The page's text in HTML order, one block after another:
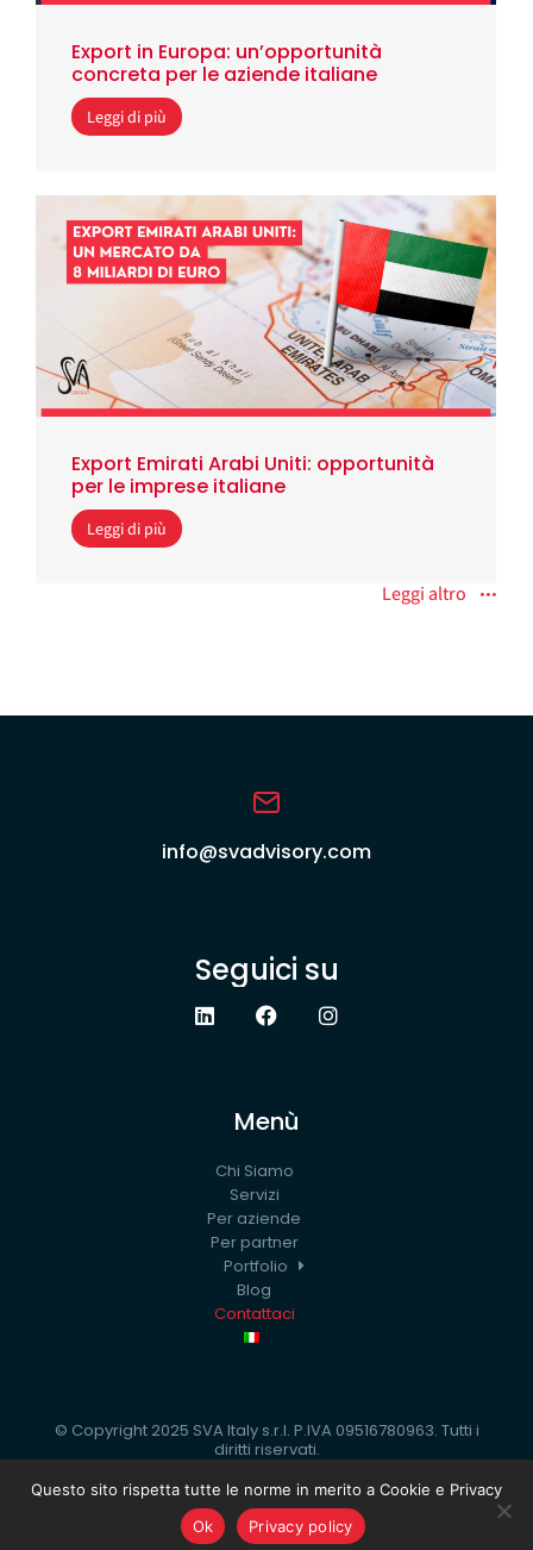
Export in Europa: un’opportunità
concreta per le aziende italiane
Leggi di più
Export Emirati Arabi Uniti: opportunità
per le imprese italiane
Leggi di più
Leggi altro
info@svadvisory.com
Seguici su
Menù
Chi Siamo
Servizi
Per aziende
Per partner
Portfolio
Blog
Contattaci
© Copyright 2025 SVA Italy s.r.l. P.IVA 09516780963. Tutti i
diritti riservati.
Privacy policy
Questo sito rispetta tutte le norme in merito a Cookie e Privacy
Ok
Privacy policy